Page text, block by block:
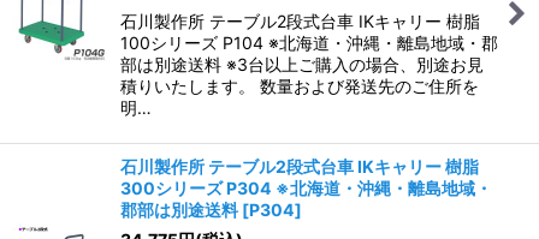
石川製作所 テーブル2段式台車 IKキャリー 樹脂
100シリーズ P104 ※北海道・沖縄・離島地域・郡
部は別途送料 ※3台以上ご購入の場合、別途お見
積りいたします。 数量および発送先のご住所を
明…
石川製作所 テーブル2段式台車 IKキャリー 樹脂
300シリーズ P304 ※北海道・沖縄・離島地域・
郡部は別途送料 [P304]